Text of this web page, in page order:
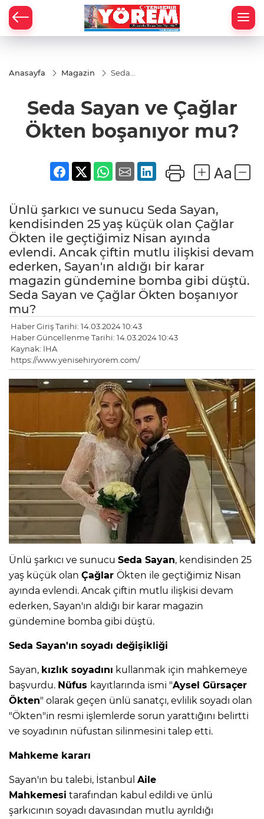
Anasayfa Magazin
Seda
boşanıyor
Seda Sayan ve Çağlar
Ökten boşanıyor mu?
Ünlü şarkıcı ve sunucu Seda Sayan,
kendisinden 25 yaş küçük olan Çağlar
Ökten ile geçtiğimiz Nisan ayında
evlendi. Ancak çiftin mutlu ilişkisi devam
ederken, Sayan'ın aldığı bir karar
magazin gündemine bomba gibi düştü.
Seda Sayan ve Çağlar Ökten boşanıyor
mu?
Haber Giriş Tarihi: 14.03.2024 10:43
Haber Güncellenme Tarihi: 14.03.2024 10:43
Kaynak: İHA
https://www.yenisehiryorem.com/
Ünlü şarkıcı ve sunucu Seda Sayan, kendisinden 25
yaş küçük olan Çağlar Ökten ile geçtiğimiz Nisan
ayında evlendi. Ancak çiftin mutlu ilişkisi devam
ederken, Sayan'ın aldığı bir karar magazin
gündemine bomba gibi düştü.
Seda Sayan'ın soyadı değişikliği
Sayan, kızlık soyadını kullanmak için mahkemeye
başvurdu. Nüfus kayıtlarında ismi "Aysel Gürsaçer
Ökten" olarak geçen ünlü sanatçı, evlilik soyadı olan
"Ökten"in resmi işlemlerde sorun yarattığını belirtti
ve soyadının nüfustan silinmesini talep etti.
Mahkeme kararı
Sayan'ın bu talebi, İstanbul Aile
Mahkemesi tarafından kabul edildi ve ünlü
şarkıcının soyadı davasından mutlu ayrıldığı